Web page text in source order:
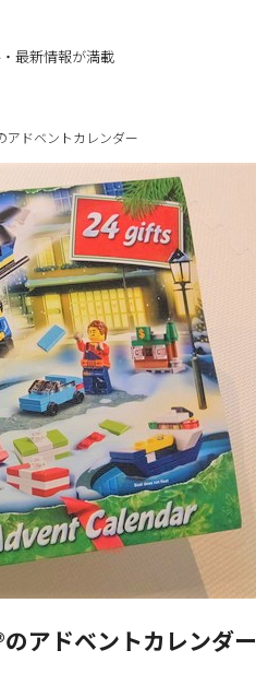
最新情報が満載
アドベントカレンダー
アドベントカレンダー